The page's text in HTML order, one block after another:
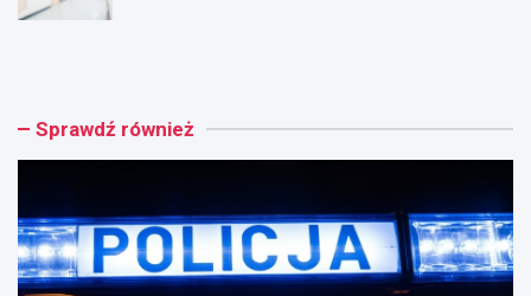
G
n
k
a
s
t
W
w
D
y
c
h
Sprawdź również